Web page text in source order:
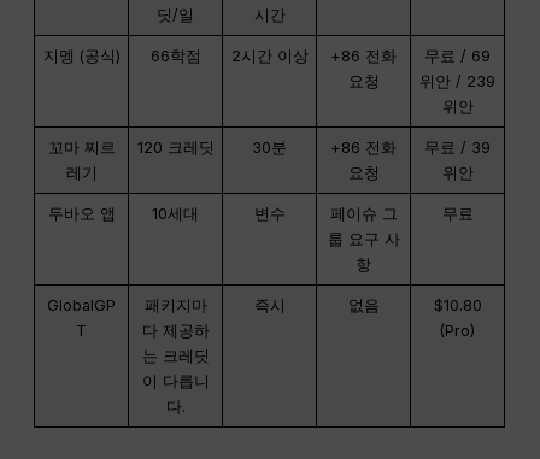
딧/일
시간
지멩 (공식) 66학점 2시간 이상
+86 전화
요청
무료 / 69
위안 / 239
위안
꼬마 찌르
레기
120 크레딧 30분
+86 전화
요청
무료 / 39
위안
두바오 앱 10세대 변수
페이슈 그
룹 요구 사
항
무료
GlobalGP
T
패키지마
다 제공하
는 크레딧
이 다릅니
다.
즉시 없음
$10.80
(Pro)